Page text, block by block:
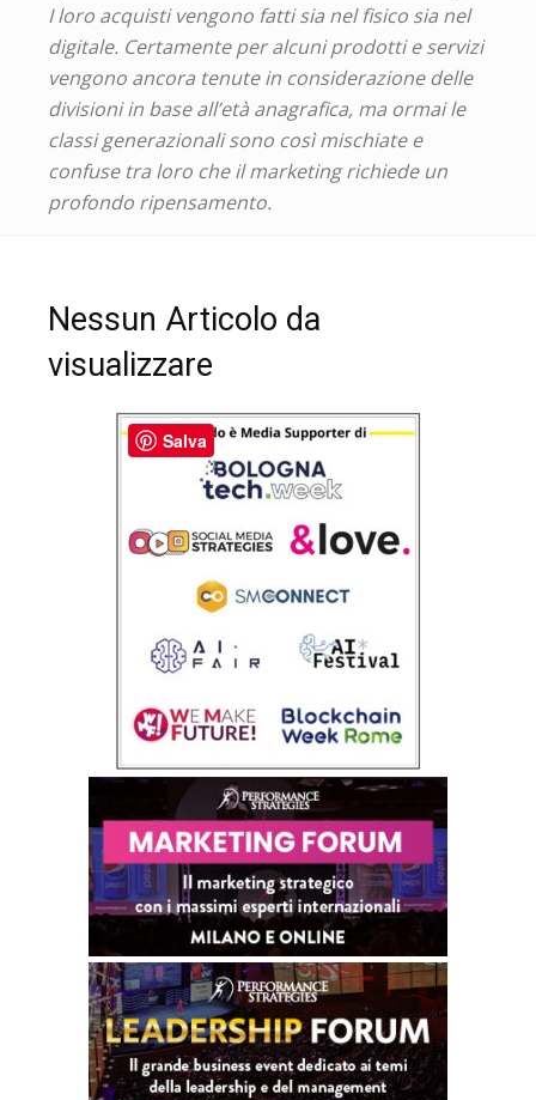
I loro acquisti vengono fatti sia nel fisico sia nel
digitale. Certamente per alcuni prodotti e servizi
vengono ancora tenute in considerazione delle
divisioni in base all’età anagrafica, ma ormai le
classi generazionali sono così mischiate e
confuse tra loro che il marketing richiede un
profondo ripensamento.
Nessun Articolo da
visualizzare
Salva